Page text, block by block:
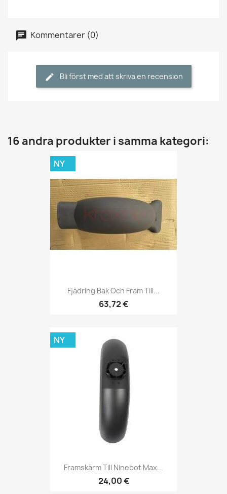
Kommentarer (0)
Bli först med att skriva en recension
16 andra produkter i samma kategori:
Fjädring Bak Och Fram Till...
63,72 €
NY
Framskärm Till Ninebot Max...
24,00 €
NY